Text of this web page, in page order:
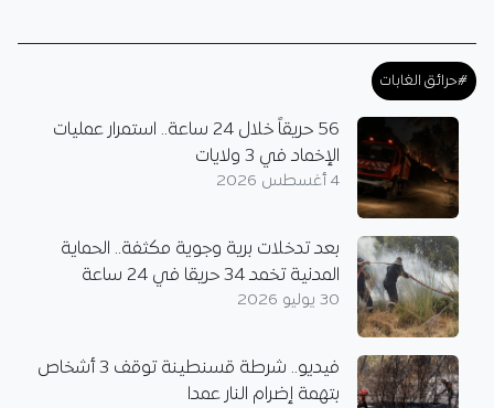
#حرائق الغابات
56 حريقاً خلال 24 ساعة.. استمرار عمليات
الإخماد في 3 ولايات
4 أغسطس 2026
بعد تدخلات برية وجوية مكثفة.. الحماية
المدنية تخمد 34 حريقا في 24 ساعة
30 يوليو 2026
فيديو.. شرطة قسنطينة توقف 3 أشخاص
بتهمة إضرام النار عمدا